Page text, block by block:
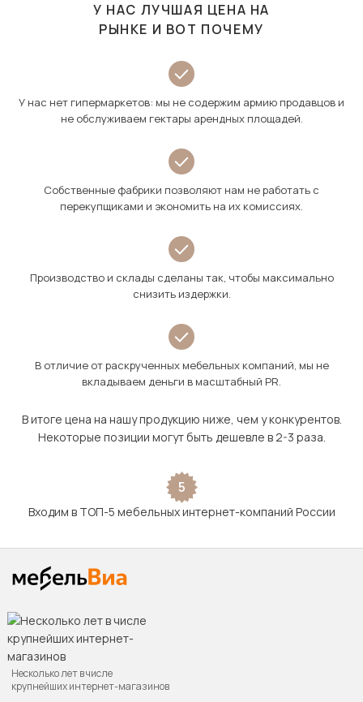
У НАС ЛУЧШАЯ ЦЕНА НА
РЫНКЕ И ВОТ ПОЧЕМУ
У нас нет гипермаркетов: мы не содержим армию продавцов и
не обслуживаем гектары арендных площадей.
Собственные фабрики позволяют нам не работать с
перекупщиками и экономить на их комиссиях.
Производство и склады сделаны так, чтобы максимально
снизить издержки.
В отличие от раскрученных мебельных компаний, мы не
вкладываем деньги в масштабный PR.
В итоге цена на нашу продукцию ниже, чем у конкурентов.
Некоторые позиции могут быть дешевле в 2-3 раза.
5
Входим в ТОП-5 мебельных интернет-компаний России
Несколько лет в числе
крупнейших интернет-магазинов